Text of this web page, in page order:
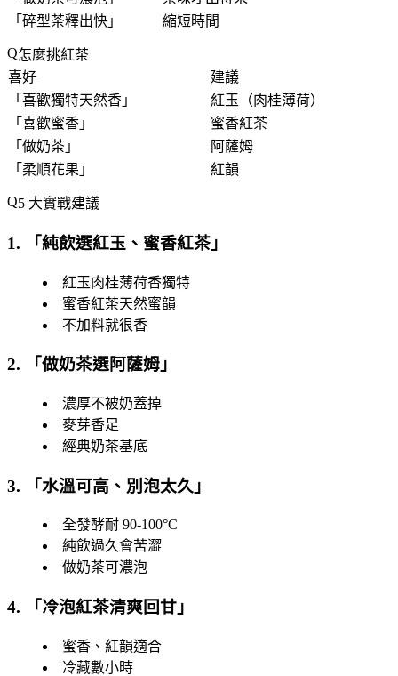
「 碎型茶釋出快 」 縮短時間
怎麼挑紅茶
喜好
建議
「 喜歡獨特天然香 」
紅玉（肉桂薄荷）
「 喜歡蜜香 」
蜜香紅茶
「 做奶茶 」
阿薩姆
「 柔順花果 」 紅韻
5 大實戰建議
1. 「純飲選紅玉、蜜香紅茶 」
紅玉肉桂薄荷香獨特
蜜香紅茶天然蜜韻
不加料就很香
2. 「做奶茶選阿薩姆 」
濃厚不被奶蓋掉
麥芽香足
經典奶茶基底
3. 「水溫可高、別泡太久 」
全發酵耐 90-100°C
純飲過久會苦澀
做奶茶可濃泡
4. 「 冷泡紅茶清爽回甘 」
蜜香、紅韻適合
冷藏數小時